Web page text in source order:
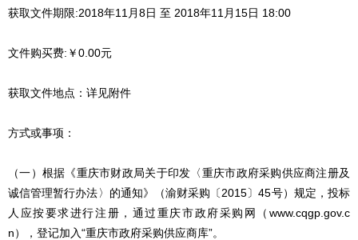
获取文件期限:2018年11月8日 至 2018年11月15日 18:00
文件购买费:￥0.00元
获取文件地点：详见附件
方式或事项：
（一）根据《重庆市财政局关于印发〈重庆市政府采购供应商注册及
诚信管理暂行办法〉的通知》（渝财采购〔2015〕45号）规定，投标
人应按要求进行注册，通过重庆市政府采购网（www.cqgp.gov.c
n），登记加入“重庆市政府采购供应商库”。